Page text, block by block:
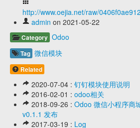
http://www.oejia.net/raw/
admin on 2021-05-22
Category Odoo
Tag 微信模块
Related
2020-07-04 : 钉钉模块使用说明
2016-02-01 : odoo相关
2018-09-26 : Odoo 微信小程序商
v0.1.1 发布
2017-03-19 : Log